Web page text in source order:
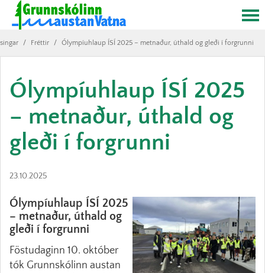
/ Fréttir / Ólympíuhlaup ÍSÍ 2025 – metnaður, úthald og gleði í forgrunni
Ólympíuhlaup ÍSÍ 2025
– metnaður, úthald og
gleði í forgrunni
23.10.2025
Ólympíuhlaup ÍSÍ 2025
– metnaður, úthald og
gleði í forgrunni
Föstudaginn 10. október
tók Grunnskólinn austan